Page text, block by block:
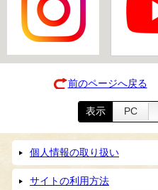
前のページへ戻る
表示 PC
個人情報の取り扱い
サイトの利用方法